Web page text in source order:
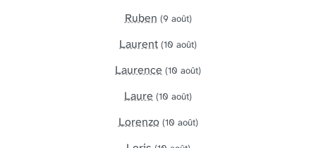
Ruben (9 août)
Laurent (10 août)
Laurence (10 août)
Laure (10 août)
Lorenzo (10 août)